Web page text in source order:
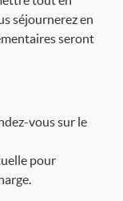
séjournerez en
seront
vous sur le
pour